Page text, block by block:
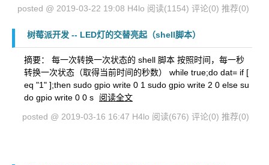
posted @ 2019-03-22 19:08 H4lo 阅读(1154) 评论(0) 推荐(0)
树莓派开发 -- LED灯的交替亮起（shell脚本）
摘要： 每一次转换一次状态的 shell 脚本 按照时间，每一秒
转换一次状态（取得当前时间的秒数） while true;do dat= if [
eq "1" ];then sudo gpio write 0 1 sudo gpio write 2 0 else su
do gpio write 0 0 s
阅读全文
posted @ 2019-03-16 16:47 H4lo 阅读(676) 评论(0) 推荐(0)